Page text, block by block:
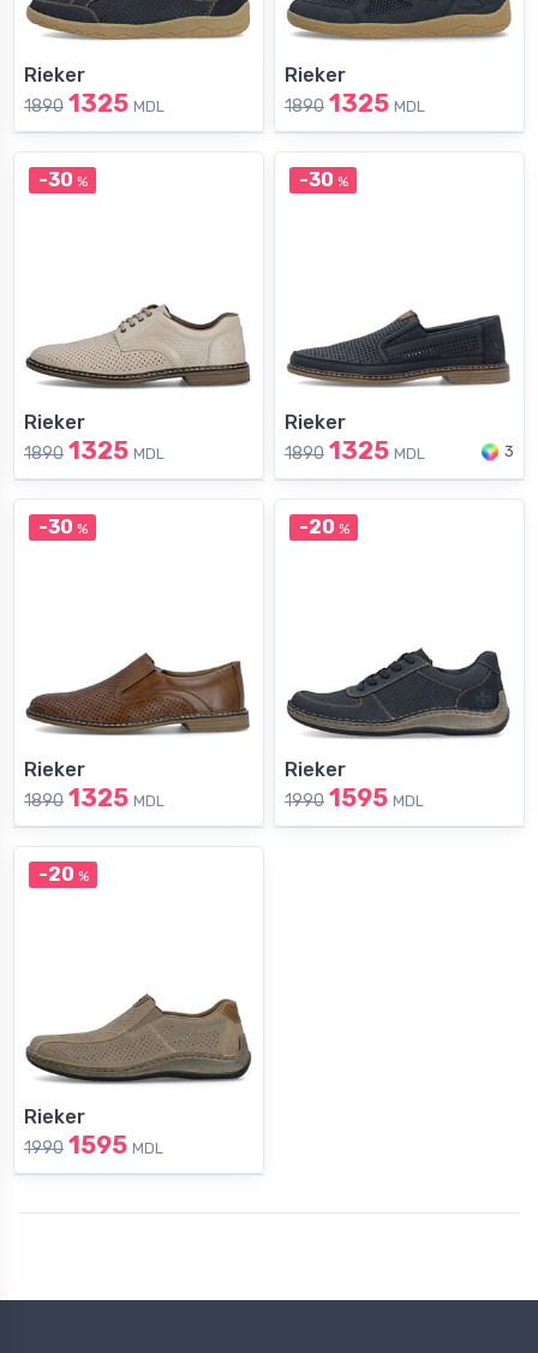
Rieker
1890 1325 MDL
Rieker
1890 1325 MDL
-30 %
Rieker
1890 1325 MDL
-30 %
Rieker
1890 1325 MDL 3
-30 %
Rieker
1890 1325 MDL
-20 %
Rieker
1990 1595 MDL
-20 %
Rieker
1990 1595 MDL